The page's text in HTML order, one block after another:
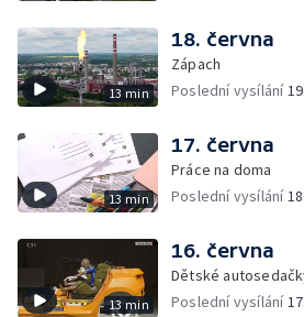
13 min
18. června
Zápach
Poslední vysílání
13 min
17. června
Práce na doma
Poslední vysílání
13 min
16. června
Dětské
Poslední vysílání